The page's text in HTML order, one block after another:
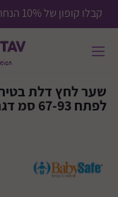
קבלו קופון של 10% הנחה -
שער לחץ דלת
לפתח 67-93 סמ דגם BC117B